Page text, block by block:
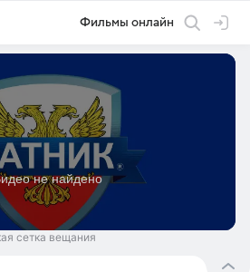
Фильмы онлайн
сетка вещания